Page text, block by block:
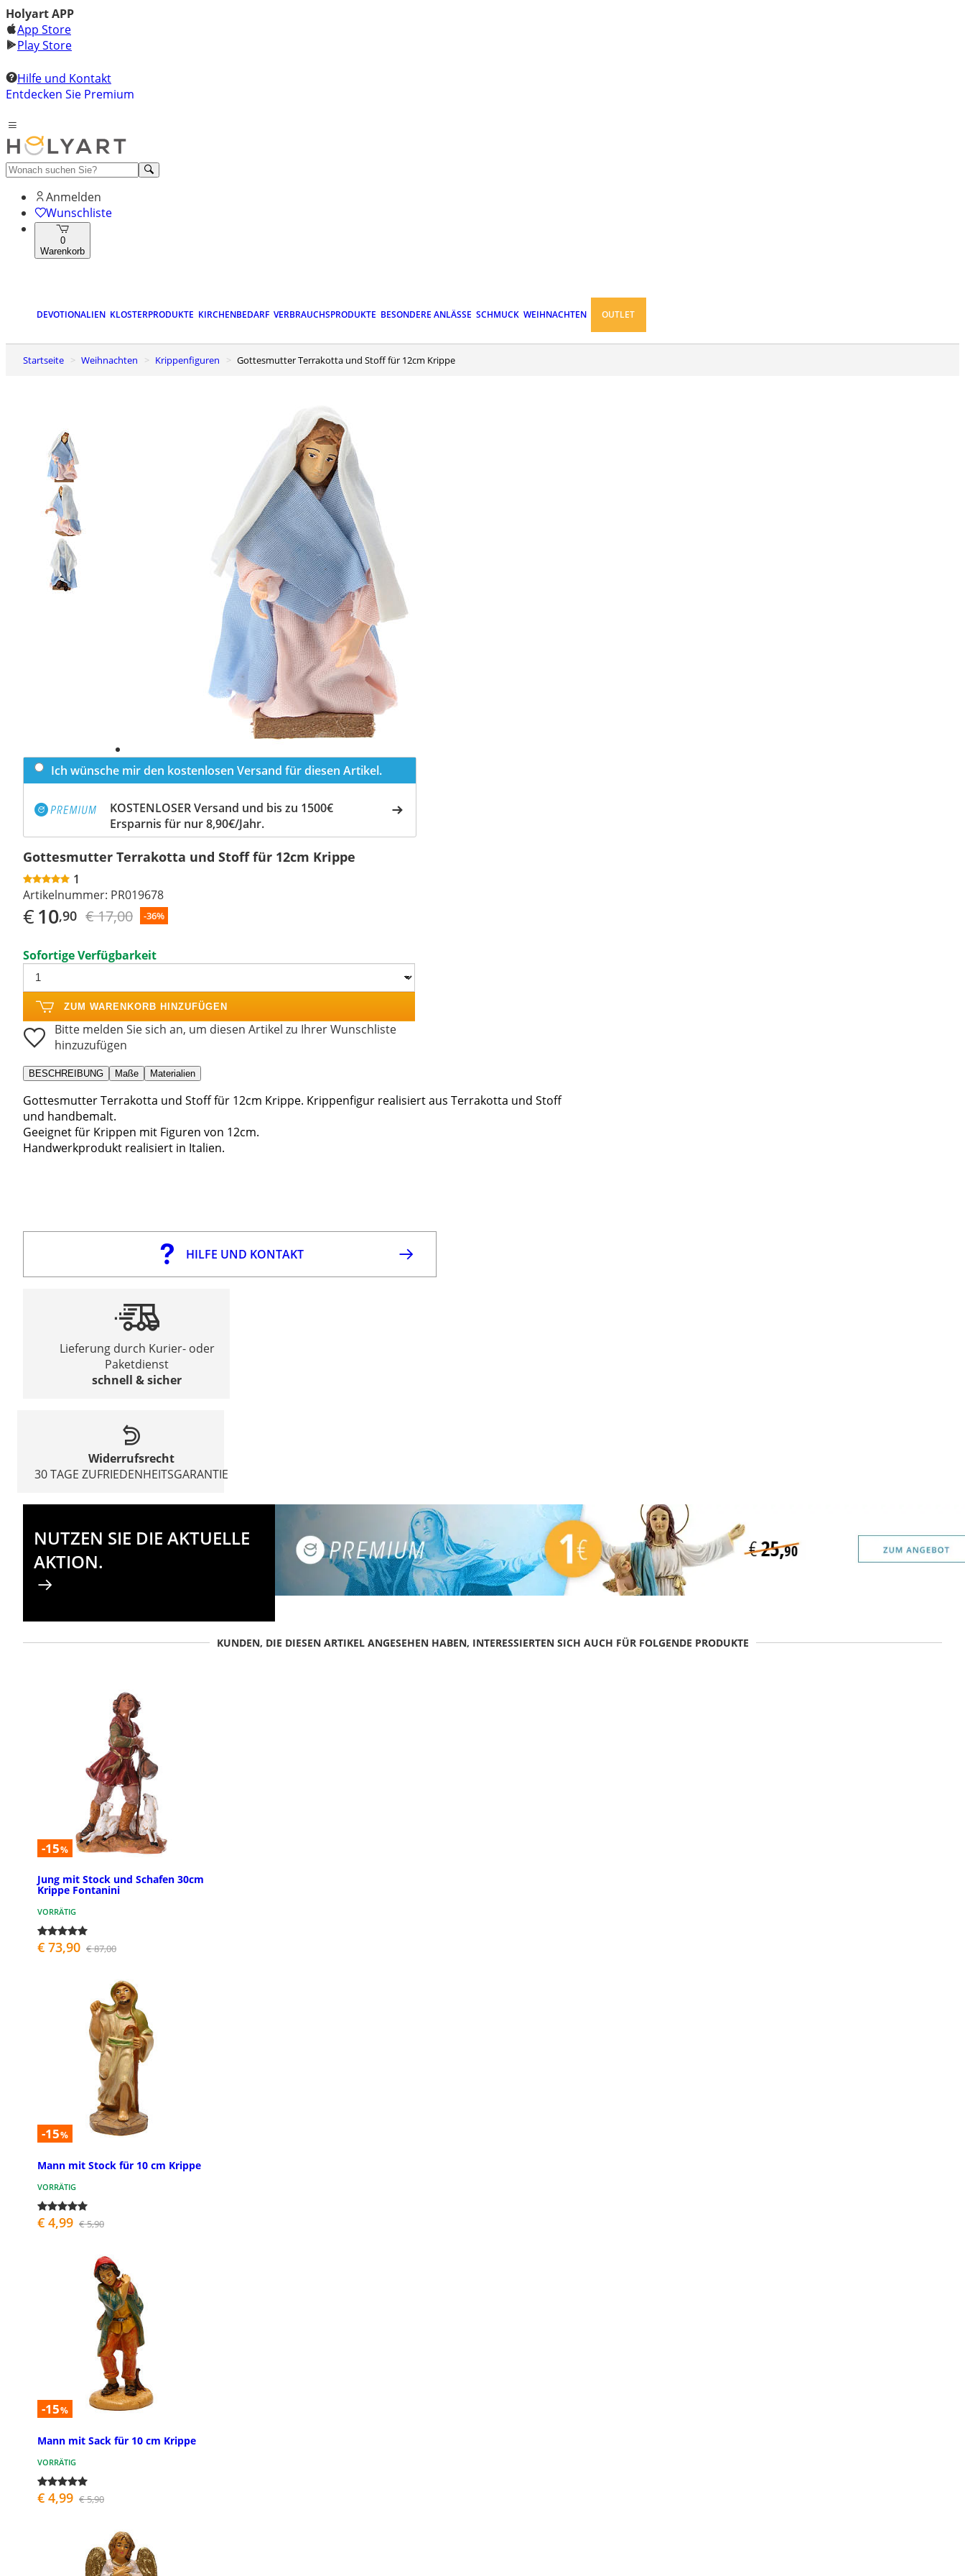
Holyart APP
App Store
Play Store
Hilfe und Kontakt
Entdecken Sie Premium
Anmelden
Wunschliste
0
Warenkorb
DEVOTIONALIEN KLOSTERPRODUKTE KIRCHENBEDARF VERBRAUCHSPRODUKTE BESONDERE ANLÄSSE SCHMUCK WEIHNACHTEN OUTLET
Startseite Weihnachten Krippenfiguren Gottesmutter Terrakotta und Stoff für 12cm Krippe
Ich wünsche mir den kostenlosen Versand für diesen Artikel.
KOSTENLOSER Versand und bis zu 1500€
Ersparnis für nur 8,90€/Jahr.
Gottesmutter Terrakotta und Stoff für 12cm Krippe
1
Artikelnummer: PR019678
€10,90 € 17,00 -36%
Sofortige Verfügbarkeit
ZUM WARENKORB HINZUFÜGEN
Bitte melden Sie sich an, um diesen Artikel zu Ihrer Wunschliste
hinzuzufügen
BESCHREIBUNG Maße Materialien
Gottesmutter Terrakotta und Stoff für 12cm Krippe. Krippenfigur realisiert aus Terrakotta und Stoff
und handbemalt.
Geeignet für Krippen mit Figuren von 12cm.
Handwerkprodukt realisiert in Italien.
HILFE UND KONTAKT
Lieferung durch Kurier- oder
Paketdienst
schnell & sicher
Widerrufsrecht
30 TAGE ZUFRIEDENHEITSGARANTIE
NUTZEN SIE DIE AKTUELLE
AKTION.
KUNDEN, DIE DIESEN ARTIKEL ANGESEHEN HABEN, INTERESSIERTEN SICH AUCH FÜR FOLGENDE PRODUKTE
-15%
Jung mit Stock und Schafen 30cm
Krippe Fontanini
VORRÄTIG
€ 73,90 € 87,00
-15%
Mann mit Stock für 10 cm Krippe
VORRÄTIG
€ 4,99 € 5,90
-15%
Mann mit Sack für 10 cm Krippe
VORRÄTIG
€ 4,99 € 5,90